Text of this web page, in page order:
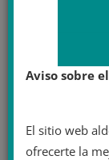
Aviso sobre
El sitio web
ofrecerte la